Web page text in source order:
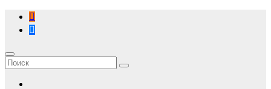
Перейти
содержимому